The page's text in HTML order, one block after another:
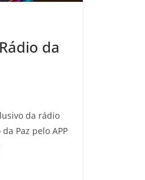
da
da rádio
Paz pelo APP